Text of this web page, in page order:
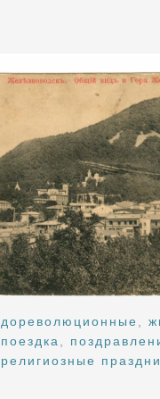
дореволюционные ,
поездка,
религиозные